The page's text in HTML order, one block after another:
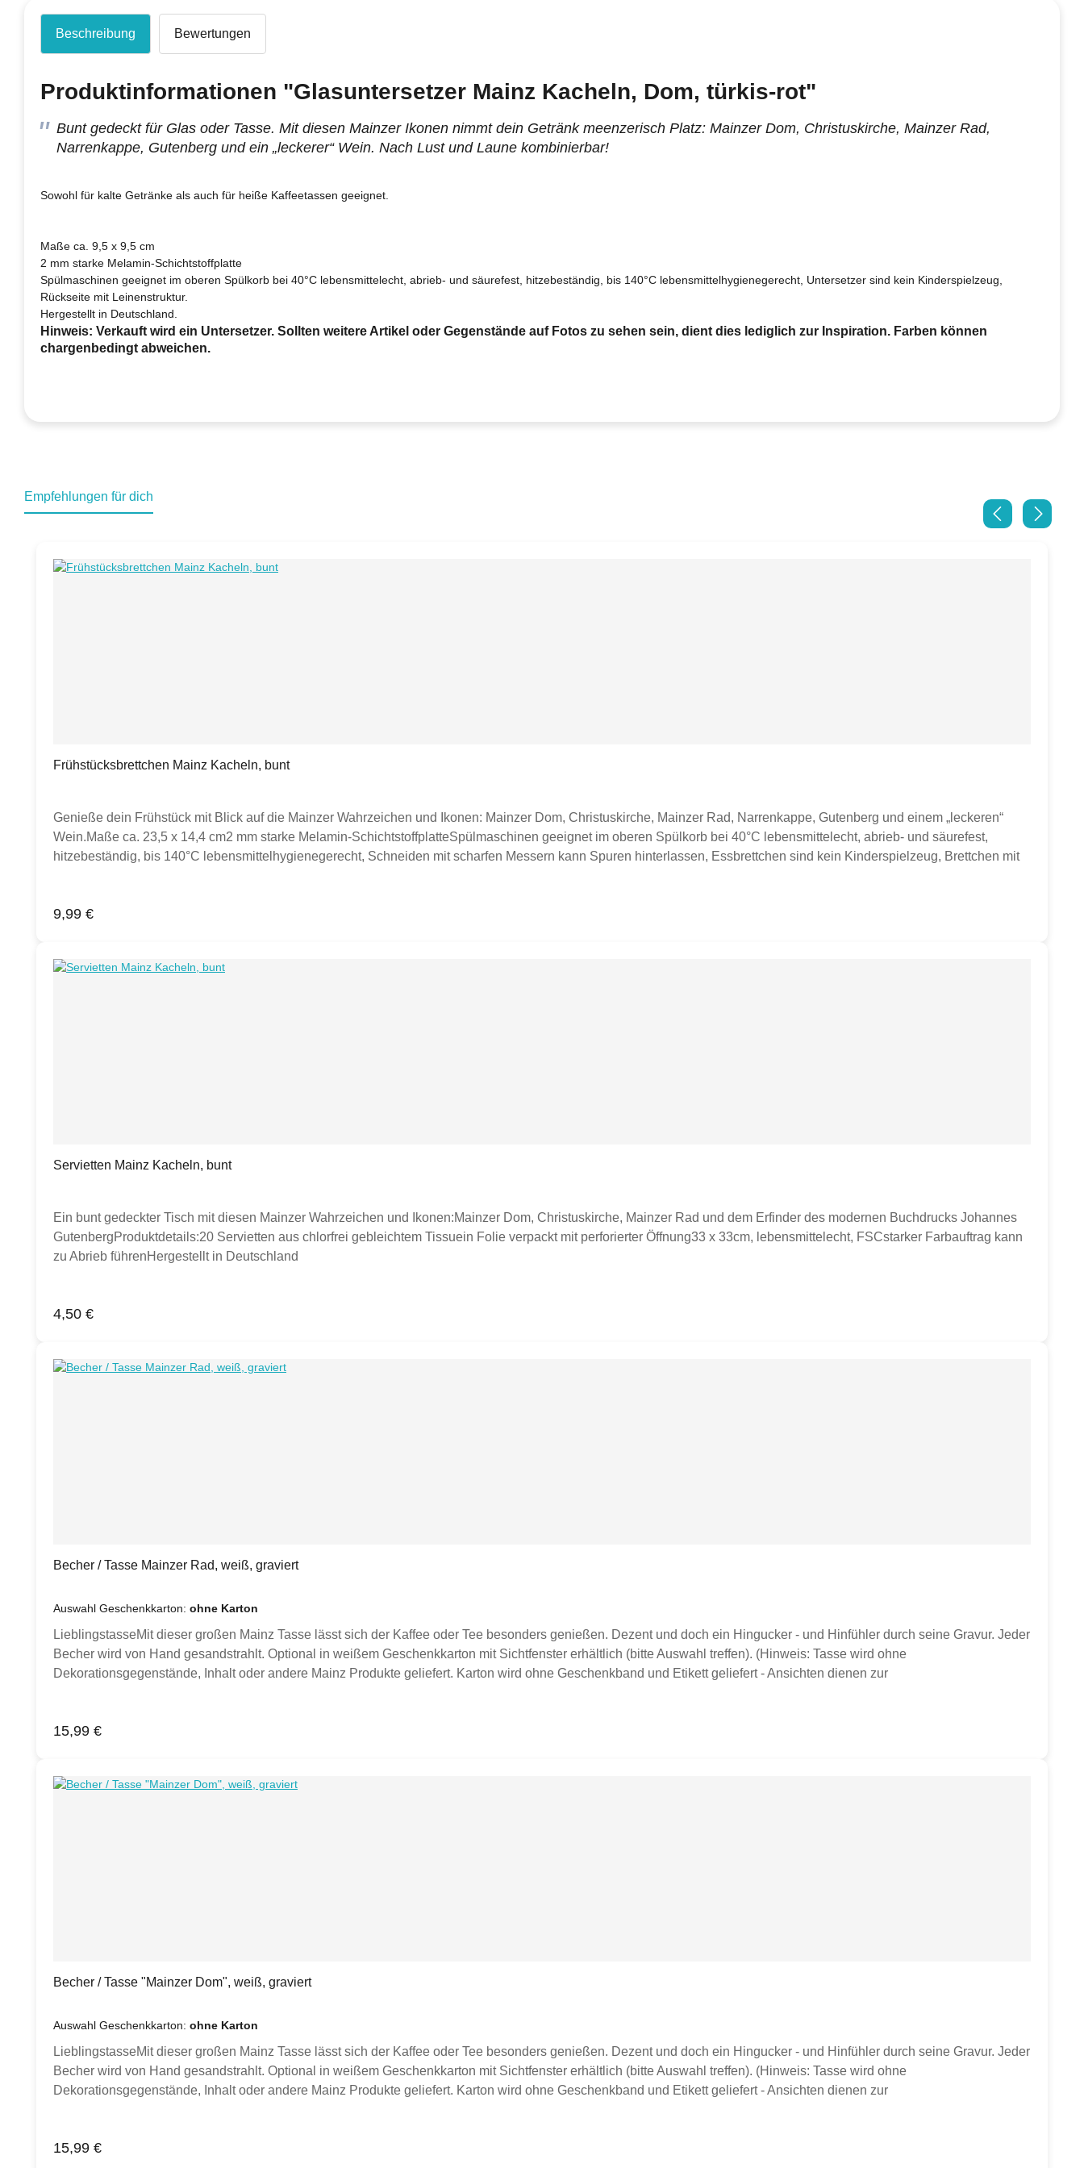
Beschreibung Bewertungen
Produktinformationen "Glasuntersetzer Mainz Kacheln, Dom, türkis-rot"
Bunt gedeckt für Glas oder Tasse. Mit diesen Mainzer Ikonen nimmt dein Getränk meenzerisch Platz: Mainzer Dom, Christuskirche, Mainzer Rad,
Narrenkappe, Gutenberg und ein „leckerer“ Wein. Nach Lust und Laune kombinierbar!
Sowohl für kalte Getränke als auch für heiße Kaffeetassen geeignet.
Maße ca. 9,5 x 9,5 cm
2 mm starke Melamin-Schichtstoffplatte
Spülmaschinen geeignet im oberen Spülkorb bei 40°C lebensmittelecht, abrieb- und säurefest, hitzebeständig, bis 140°C lebensmittelhygienegerecht, Untersetzer sind kein Kinderspielzeug,
Rückseite mit Leinenstruktur.
Hergestellt in Deutschland.
Hinweis: Verkauft wird ein Untersetzer. Sollten weitere Artikel oder Gegenstände auf Fotos zu sehen sein, dient dies lediglich zur Inspiration. Farben können
chargenbedingt abweichen.
Empfehlungen für dich
Frühstücksbrettchen Mainz Kacheln, bunt
Genieße dein Frühstück mit Blick auf die Mainzer Wahrzeichen und Ikonen: Mainzer Dom, Christuskirche, Mainzer Rad, Narrenkappe, Gutenberg und einem „leckeren“
Wein.Maße ca. 23,5 x 14,4 cm2 mm starke Melamin-SchichtstoffplatteSpülmaschinen geeignet im oberen Spülkorb bei 40°C lebensmittelecht, abrieb- und säurefest,
hitzebeständig, bis 140°C lebensmittelhygienegerecht, Schneiden mit scharfen Messern kann Spuren hinterlassen, Essbrettchen sind kein Kinderspielzeug, Brettchen mit
Regulärer Preis:
9,99 €
Servietten Mainz Kacheln, bunt
Ein bunt gedeckter Tisch mit diesen Mainzer Wahrzeichen und Ikonen:Mainzer Dom, Christuskirche, Mainzer Rad und dem Erfinder des modernen Buchdrucks Johannes
GutenbergProduktdetails:20 Servietten aus chlorfrei gebleichtem Tissuein Folie verpackt mit perforierter Öffnung33 x 33cm, lebensmittelecht, FSCstarker Farbauftrag kann
zu Abrieb führenHergestellt in Deutschland
Regulärer Preis:
4,50 €
Becher / Tasse Mainzer Rad, weiß, graviert
Auswahl Geschenkkarton: ohne Karton
LieblingstasseMit dieser großen Mainz Tasse lässt sich der Kaffee oder Tee besonders genießen. Dezent und doch ein Hingucker - und Hinfühler durch seine Gravur. Jeder
Becher wird von Hand gesandstrahlt. Optional in weißem Geschenkkarton mit Sichtfenster erhältlich (bitte Auswahl treffen). (Hinweis: Tasse wird ohne
Dekorationsgegenstände, Inhalt oder andere Mainz Produkte geliefert. Karton wird ohne Geschenkband und Etikett geliefert - Ansichten dienen zur
Regulärer Preis:
15,99 €
Becher / Tasse "Mainzer Dom", weiß, graviert
Auswahl Geschenkkarton: ohne Karton
LieblingstasseMit dieser großen Mainz Tasse lässt sich der Kaffee oder Tee besonders genießen. Dezent und doch ein Hingucker - und Hinfühler durch seine Gravur. Jeder
Becher wird von Hand gesandstrahlt. Optional in weißem Geschenkkarton mit Sichtfenster erhältlich (bitte Auswahl treffen). (Hinweis: Tasse wird ohne
Dekorationsgegenstände, Inhalt oder andere Mainz Produkte geliefert. Karton wird ohne Geschenkband und Etikett geliefert - Ansichten dienen zur
Regulärer Preis:
15,99 €